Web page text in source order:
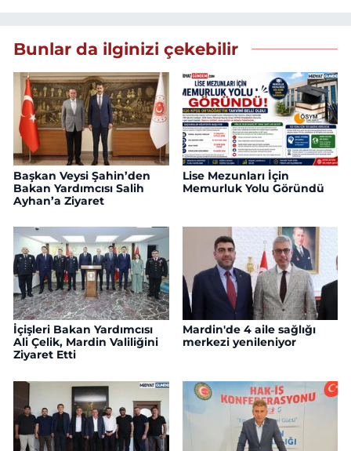
Bunlar da ilginizi çekebilir
Başkan Veysi Şahin’den
Bakan Yardımcısı Salih
Ayhan’a Ziyaret
Lise Mezunları İçin
Memurluk Yolu Göründü
İçişleri Bakan Yardımcısı
Ali Çelik, Mardin Valiliğini
Ziyaret Etti
Mardin'de 4 aile sağlığı
merkezi yenileniyor